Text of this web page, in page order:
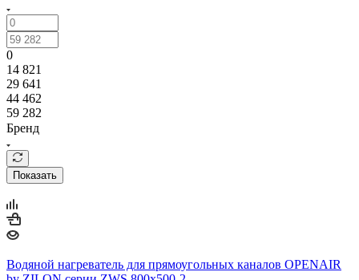
0
14 821
29 641
44 462
59 282
Бренд
Показать
Водяной нагреватель для прямоугольных каналов OPENAIR